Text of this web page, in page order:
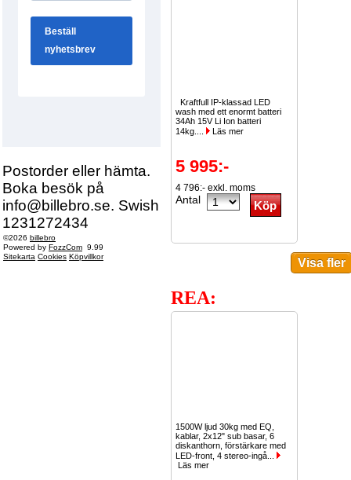
Postorder eller hämta.
Boka besök på
info@billebro.se. Swish
1231272434
©2026 billebro
Powered by FozzCom 9.99
Sitekarta Cookies Köpvillkor
Kraftfull IP-klassad LED
wash med ett enormt batteri
34Ah 15V Li Ion batteri
14kg....
Läs mer
5 995:-
4 796:- exkl. moms
Antal
REA:
1500W ljud 30kg med EQ,
kablar, 2x12" sub basar, 6
diskanthorn, förstärkare med
LED-front, 4 stereo-ingå...
Läs mer